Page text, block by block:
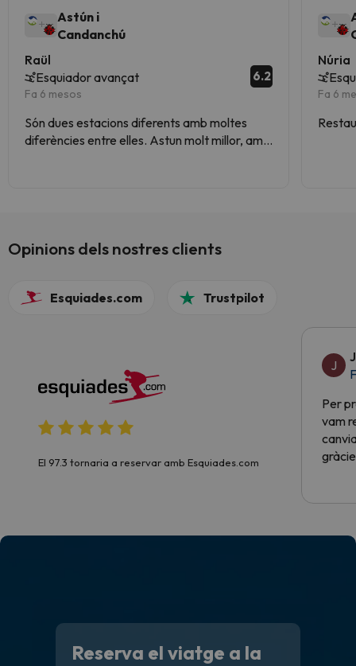
Astún i
Candanchú
Raül
Esquiador avançat
Fa 6 mesos
6.2
Són dues estacions diferents amb moltes
diferències entre elles. Astun molt millor, amb
Núria
Fa 6
Opinions dels nostres clients
Esquiades.com Trustpilot
El 97.3 tornaria a reservar amb Esquiades.com
J
Per
vam
Reserva el viatge a la